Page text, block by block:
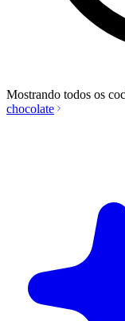
Mostrando todos os
chocolate